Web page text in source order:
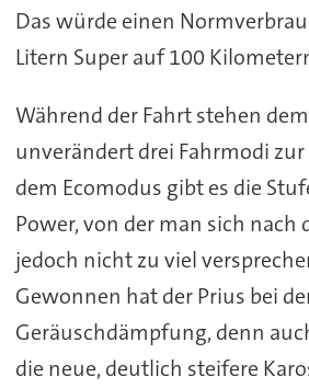
Das würde einen
Litern Super auf 100
Während der Fahrt stehen
unverändert drei Fahrmodi
dem Ecomodus gibt es die
Power, von der man sich nach
jedoch nicht zu viel
Gewonnen hat der Prius bei
Geräuschdämpfung, denn
die neue, deutlich steifere